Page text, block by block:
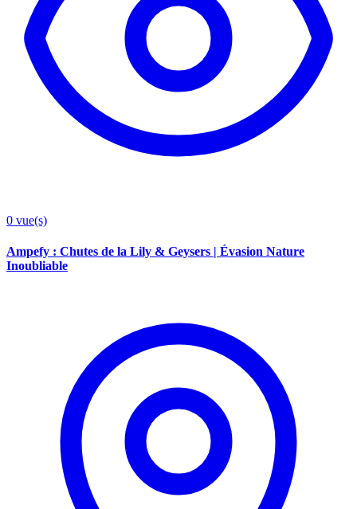
0 vue(s)
Ampefy : Chutes de la Lily & Geysers | Évasion Nature
Inoubliable